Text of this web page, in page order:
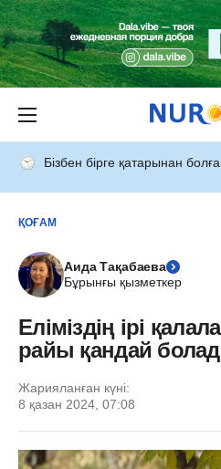
Бізбен бірге қатарынан
ҚОҒАМ
Аида Тақабаева
Бұрынғы қызметкер
Еліміздің ірі
райы қандай
Жарияланған күні:
8 қазан 2024, 07:08